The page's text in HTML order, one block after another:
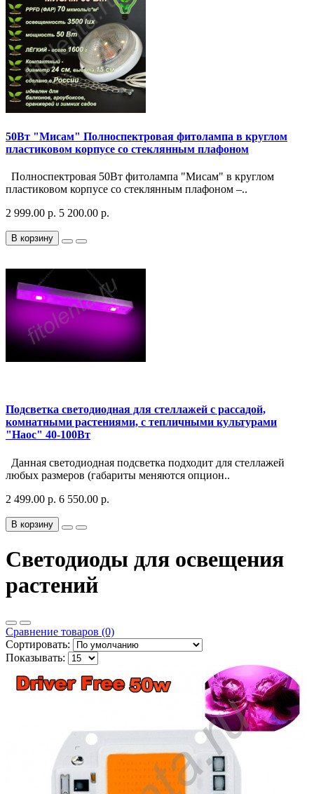
50Вт "Мисам" Полноспектровая фитолампа в круглом
пластиковом корпусе со стеклянным плафоном
Полноспектровая 50Вт фитолампа "Мисам" в круглом
пластиковом корпусе со стеклянным плафоном –..
2 999.00 р. 5 200.00 р.
В корзину
Подсветка светодиодная для стеллажей с рассадой,
комнатными растениями, с тепличными культурами
"Наос" 40-100Вт
Данная светодиодная подсветка подходит для стеллажей
любых размеров (габариты меняются опцион..
2 499.00 р. 6 550.00 р.
В корзину
Светодиоды для освещения
растений
Сравнение товаров (0)
Сортировать:
Показывать: